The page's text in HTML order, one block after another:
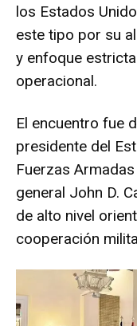
los Estados
este tipo por su
y enfoque
operacional.
El encuentro fue
presidente del
Fuerzas
general John D.
de alto nivel
cooperación